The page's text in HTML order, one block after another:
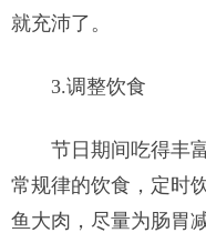
就充沛了。
3.调整饮食
节日期间吃得丰
常规律的饮食，定时
鱼大肉，尽量为肠胃